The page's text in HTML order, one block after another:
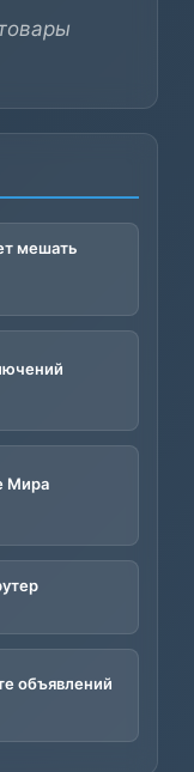
мешать
Мира
объявлений